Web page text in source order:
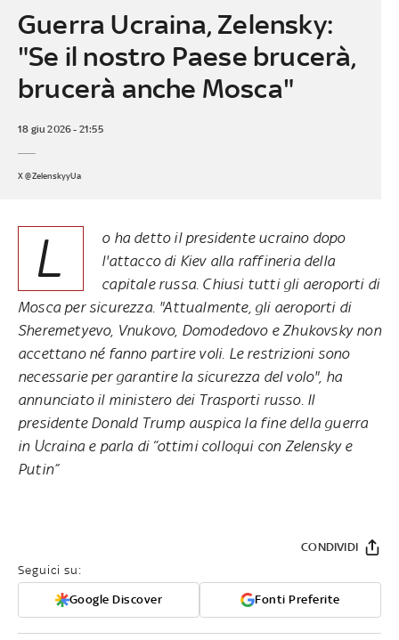
Guerra Ucraina, Zelensky:
"Se il nostro Paese brucerà,
brucerà anche Mosca"
18 giu 2026 - 21:55
X @ZelenskyyUa
L
o ha detto il presidente ucraino dopo
l'attacco di Kiev alla raffineria della
capitale russa. Chiusi tutti gli aeroporti di
Mosca per sicurezza. "Attualmente, gli aeroporti di
Sheremetyevo, Vnukovo, Domodedovo e Zhukovsky non
accettano né fanno partire voli. Le restrizioni sono
necessarie per garantire la sicurezza del volo", ha
annunciato il ministero dei Trasporti russo. Il
presidente Donald Trump auspica la fine della guerra
in Ucraina e parla di “ottimi colloqui con Zelensky e
Putin”
Seguici su:
Google Discover Fonti Preferite
CONDIVIDI